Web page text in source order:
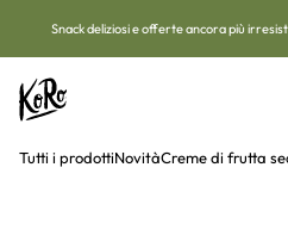
Snack deliziosi e offerte ancora più
Tutti i prodottiNovitàCreme di frutta